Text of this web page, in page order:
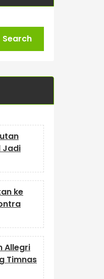
Search
Jadi
ke
Allegri
Timnas